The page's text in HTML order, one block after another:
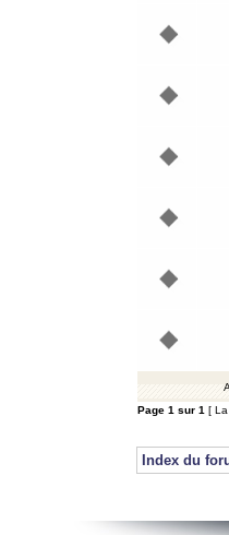
Page 1 sur 1 [
Index du